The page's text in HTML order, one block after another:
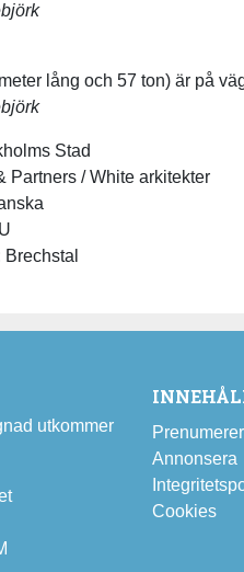
lång och 57 ton) är på
Stad
Partners / White arkitekter
Brechstal
utkommer
Annonsera
Cookies